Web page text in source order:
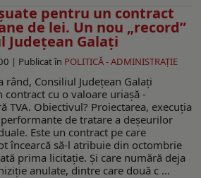
pentru un contract
de lei. Un nou „record”
Judeţean Galaţi
| Publicat în POLITICĂ - ADMINISTRAŢIE
rând, Consiliul Judeţean Galaţi
contract cu o valoare uriaşă -
TVA. Obiectivul? Proiectarea, execuţia
de tratare a deșeurilor
Este un contract pe care
încearcă să-l atribuie din octombrie
prima licitaţie. Şi care numără deja
anulate, dintre care două c ...